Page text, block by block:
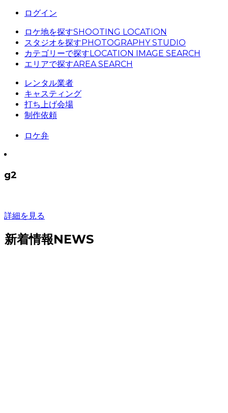
ログイン
ロケ地を探すSHOOTING LOCATION
スタジオを探すPHOTOGRAPHY STUDIO
カテゴリーで探すLOCATION IMAGE SEARCH
エリアで探すAREA SEARCH
レンタル業者
キャスティング
打ち上げ会場
制作依頼
ロケ弁
g2
詳細を見る
新着情報NEWS